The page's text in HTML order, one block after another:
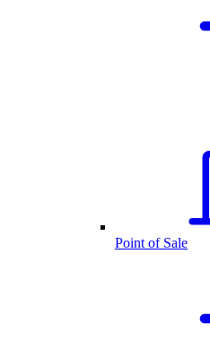
Point of Sale